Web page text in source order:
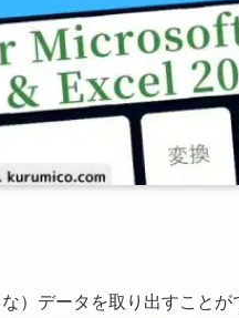
）データを取り出すことが